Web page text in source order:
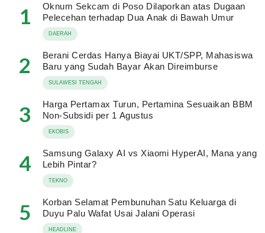
1
Oknum Sekcam di Poso Dilaporkan atas Dugaan
Pelecehan terhadap Dua Anak di Bawah Umur
DAERAH
2
Berani Cerdas Hanya Biayai UKT/SPP, Mahasiswa
Baru yang Sudah Bayar Akan Direimburse
SULAWESI TENGAH
3
Harga Pertamax Turun, Pertamina Sesuaikan BBM
Non-Subsidi per 1 Agustus
EKOBIS
4
Samsung Galaxy AI vs Xiaomi HyperAI, Mana yang
Lebih Pintar?
TEKNO
5
Korban Selamat Pembunuhan Satu Keluarga di
Duyu Palu Wafat Usai Jalani Operasi
HEADLINE